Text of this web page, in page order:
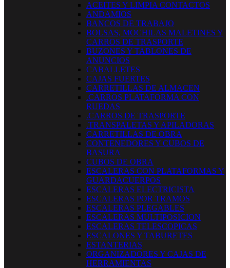
ACEITES Y LIMPIA CONTACTOS
ANDAMIOS
BANCOS DE TRABAJO
BOLSAS, MOCHILAS MALETINES Y
CARROS DE TRASPORTE
BUZONES Y TABLONES DE
ANUNCIOS
CABALLETES
CAJAS FUERTES
CARRETILLAS DE ALMACEN
.CARROS PLATAFORMA CON
RUEDAS
.CARROS DE TRASPORTE
.TRANSPALETAS Y APILADORAS
CARRETILLAS DE OBRA
CONTENEDORES Y CUBOS DE
BASURA
CUBOS DE OBRA
ESCALERAS CON PLATAFORMAS Y
GUARDACUERPOS
ESCALERAS ELECTRICISTA
ESCALERAS POR TRAMOS
ESCALERAS PLEGABLES
ESCALERAS MULTIPOSICION
ESCALERAS TELESCOPICAS
ESCALONES Y TABURETES
ESTANTERIAS
ORGANIZADORES Y CAJAS DE
HERRAMIENTAS